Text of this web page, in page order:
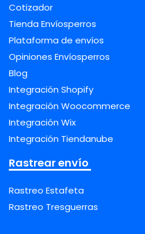
Cotizador
Tienda Envíosperros
Plataforma de envíos
Opiniones Envíosperros
Blog
Integración Shopify
Integración Woocommerce
Integración Wix
Integración Tiendanube
Rastrear envío
Rastreo Estafeta
Rastreo Tresguerras